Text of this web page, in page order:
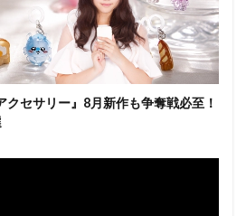
クセサリー』8月新作も争奪戦必至！